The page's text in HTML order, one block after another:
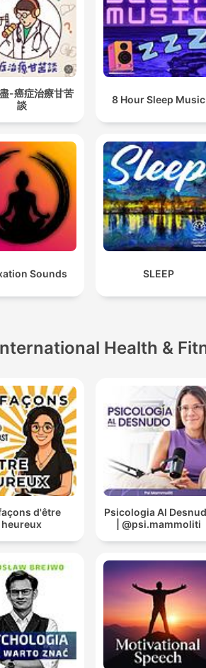
-癌症治療甘苦
談
8 Hour Sleep Music
Sounds SLEEP
Health &
d'être
heureux
Psicologia Al
| @psi.mammoliti